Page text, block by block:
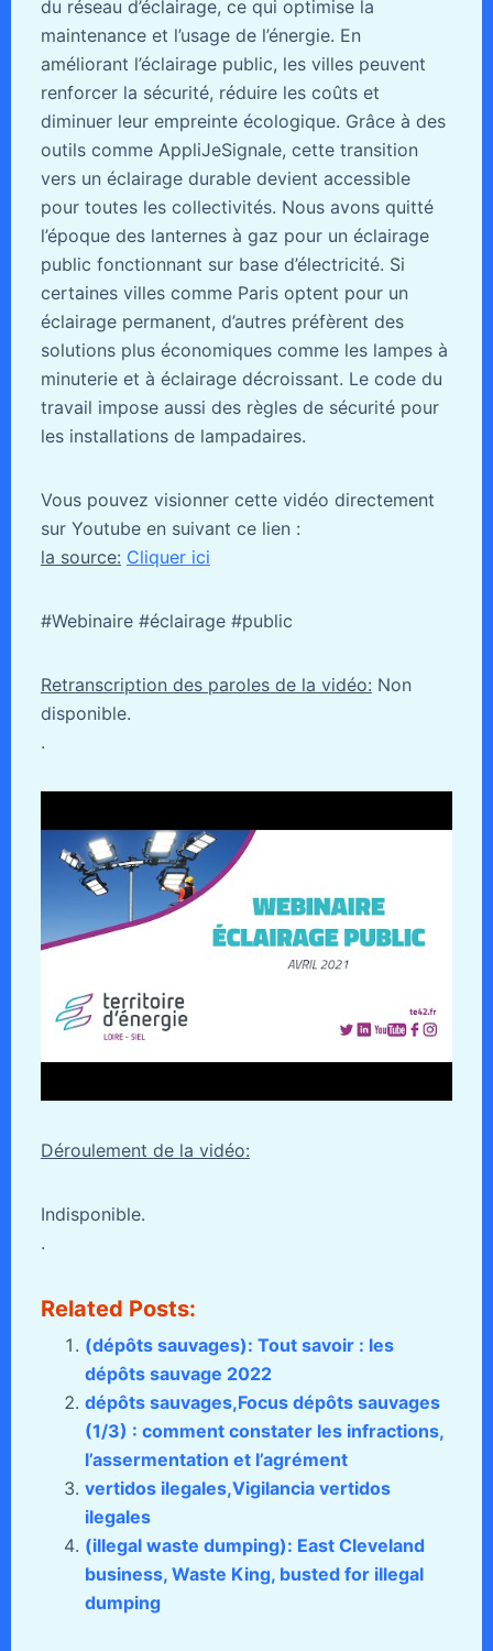
du réseau d’éclairage, ce qui optimise la
maintenance et l’usage de l’énergie. En
améliorant l’éclairage public, les villes peuvent
renforcer la sécurité, réduire les coûts et
diminuer leur empreinte écologique. Grâce à des
outils comme AppliJeSignale, cette transition
vers un éclairage durable devient accessible
pour toutes les collectivités. Nous avons quitté
l’époque des lanternes à gaz pour un éclairage
public fonctionnant sur base d’électricité. Si
certaines villes comme Paris optent pour un
éclairage permanent, d’autres préfèrent des
solutions plus économiques comme les lampes à
minuterie et à éclairage décroissant. Le code du
travail impose aussi des règles de sécurité pour
les installations de lampadaires.
Vous pouvez visionner cette vidéo directement
sur Youtube en suivant ce lien :
la source: Cliquer ici
#Webinaire #éclairage #public
Retranscription des paroles de la vidéo: Non
disponible.
.
Déroulement de la vidéo:
Indisponible.
.
Related Posts:
(dépôts sauvages): Tout savoir : les
dépôts sauvage 2022
dépôts sauvages,Focus dépôts sauvages
(1/3) : comment constater les infractions,
l’assermentation et l’agrément
vertidos ilegales,Vigilancia vertidos
ilegales
(illegal waste dumping): East Cleveland
business, Waste King, busted for illegal
dumping